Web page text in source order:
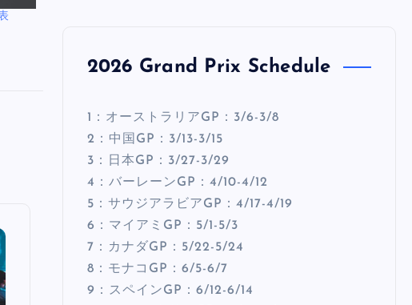
2026 Grand Prix Schedule
1：オーストラリアGP：3/6-3/8
2：中国GP：3/13-3/15
3：日本GP：3/27-3/29
4：バーレーンGP：4/10-4/12
5：サウジアラビアGP：4/17-4/19
6：マイアミGP：5/1-5/3
7：カナダGP：5/22-5/24
8：モナコGP：6/5-6/7
9：スペインGP：6/12-6/14